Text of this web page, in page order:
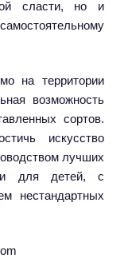
сласти, но и
на территории
возможность
сортов.
искусство
лучших
и для детей, с
нестандартных